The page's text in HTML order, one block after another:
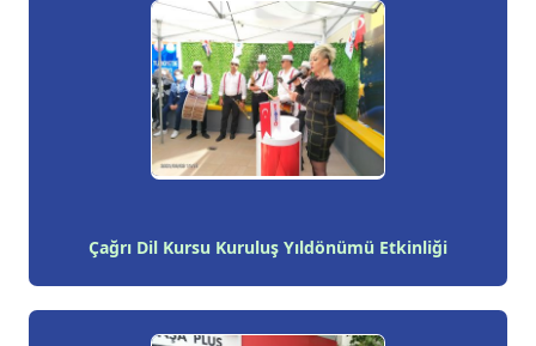
Çağrı Dil Kursu Kuruluş Yıldönümü Etkinliği